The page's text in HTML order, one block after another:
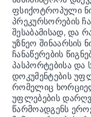
ფსიქოტროპული
პრეკურსორების
შესაბამისად, და
უზნეო შინაარსის
ჩანაწერების
პასპორტებისა და
დოკუმენტების
რომელიც
უფლებების
წარმოადგენს